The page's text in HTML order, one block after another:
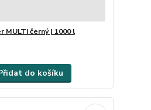
MULTI černý | 1000 l
do košíku